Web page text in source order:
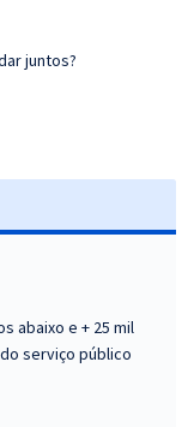
juntos?
abaixo e + 25 mil
serviço público